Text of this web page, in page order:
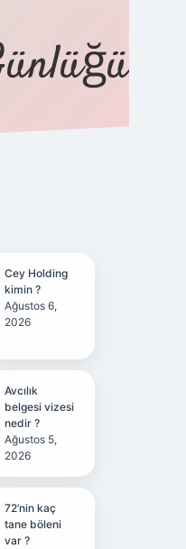
Cey Holding
kimin ?
Ağustos 6,
2026
Avcılık
belgesi vizesi
nedir ?
Ağustos 5,
2026
72’nin kaç
tane böleni
var ?